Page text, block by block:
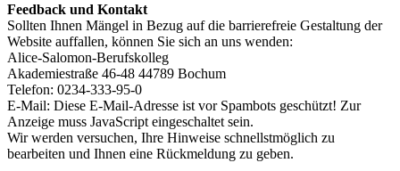
Feedback und Kontakt
Sollten Ihnen Mängel in Bezug auf die barrierefreie Gestaltung der
Website auffallen, können Sie sich an uns wenden:
Alice-Salomon-Berufskolleg
Akademiestraße 46-48 44789 Bochum
Telefon: 0234-333-95-0
E-Mail: Diese E-Mail-Adresse ist vor Spambots geschützt! Zur
Anzeige muss JavaScript eingeschaltet sein.
Wir werden versuchen, Ihre Hinweise schnellstmöglich zu
bearbeiten und Ihnen eine Rückmeldung zu geben.